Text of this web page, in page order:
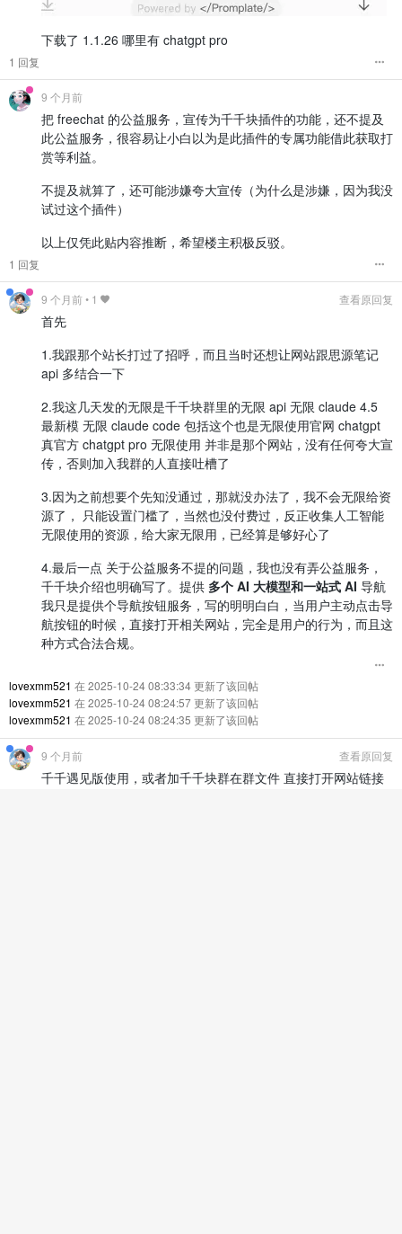
下载了 1.1.26 哪里有 chatgpt pro
1 回复
9 个月前
把 freechat 的公益服务，宣传为千千块插件的功能，还不提及
此公益服务，很容易让小白以为是此插件的专属功能借此获取打
赏等利益。
不提及就算了，还可能涉嫌夸大宣传（为什么是涉嫌，因为我没
试过这个插件）
以上仅凭此贴内容推断，希望楼主积极反驳。
1 回复
9 个月前• 1 查看原回复
首先
1.我跟那个站长打过了招呼，而且当时还想让网站跟思源笔记
api 多结合一下
2.我这几天发的无限是千千块群里的无限 api 无限 claude 4.5
最新模 无限 claude code 包括这个也是无限使用官网 chatgpt
真官方 chatgpt pro 无限使用 并非是那个网站，没有任何夸大宣
传，否则加入我群的人直接吐槽了
3.因为之前想要个先知没通过，那就没办法了，我不会无限给资
源了， 只能设置门槛了，当然也没付费过，反正收集人工智能
无限使用的资源，给大家无限用，已经算是够好心了
4.最后一点 关于公益服务不提的问题，我也没有弄公益服务，
千千块介绍也明确写了。提供 多个 AI 大模型和一站式 AI 导航
我只是提供个导航按钮服务，写的明明白白，当用户主动点击导
航按钮的时候，直接打开相关网站，完全是用户的行为，而且这
种方式合法合规。
lovexmm521 在 2025-10-24 08:33:34 更新了该回帖
lovexmm521 在 2025-10-24 08:24:57 更新了该回帖
lovexmm521 在 2025-10-24 08:24:35 更新了该回帖
9 个月前 查看原回复
千千遇见版使用，或者加千千块群在群文件 直接打开网站链接